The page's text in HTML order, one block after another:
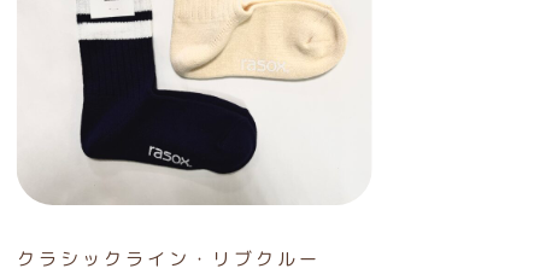
クラシックライン・リブクルー